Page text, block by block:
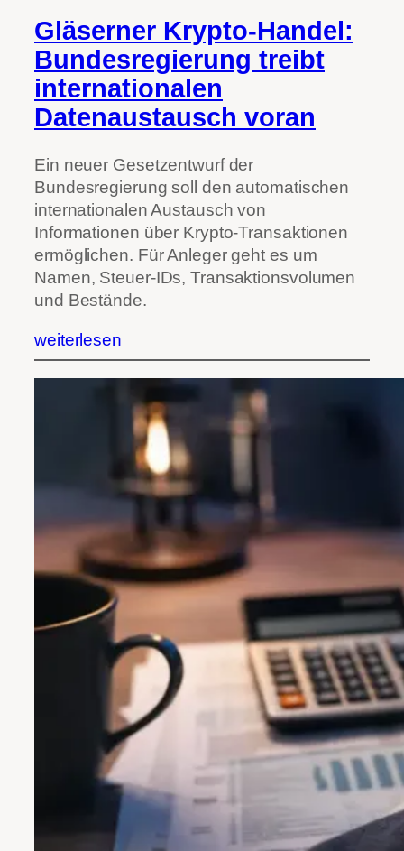
Gläserner Krypto-Handel:
Bundesregierung treibt
internationalen
Datenaustausch voran
Ein neuer Gesetzentwurf der
Bundesregierung soll den automatischen
internationalen Austausch von
Informationen über Krypto-Transaktionen
ermöglichen. Für Anleger geht es um
Namen, Steuer-IDs, Transaktionsvolumen
und Bestände.
weiterlesen